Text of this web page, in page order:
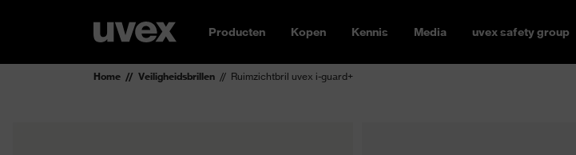
Producten Kopen Kennis Media uvex safety group
Home Veiligheidsbrillen Ruimzichtbril uvex i-guard+